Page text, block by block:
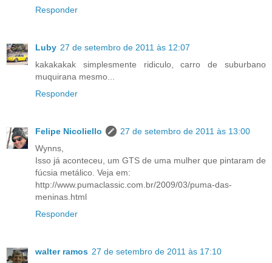
Responder
Luby 27 de setembro de 2011 às 12:07
kakakakak simplesmente ridiculo, carro de suburbano
muquirana mesmo...
Responder
Felipe Nicoliello
27 de setembro de 2011 às 13:00
Wynns,
Isso já aconteceu, um GTS de uma mulher que pintaram de
fúcsia metálico. Veja em:
http://www.pumaclassic.com.br/2009/03/puma-das-
meninas.html
Responder
walter ramos 27 de setembro de 2011 às 17:10